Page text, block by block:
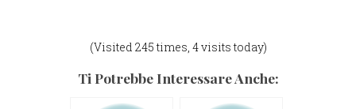
(Visited 245 times, 4 visits today)
Ti Potrebbe Interessare Anche: